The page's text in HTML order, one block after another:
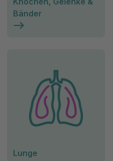
Bänder
Lunge